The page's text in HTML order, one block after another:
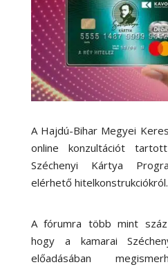
A Hajdú-Bihar Megyei
online konzultációt
Széchenyi Kártya
elérhető hitelkonstrukciókról.
A fórumra több mint
hogy a kamarai
előadásában